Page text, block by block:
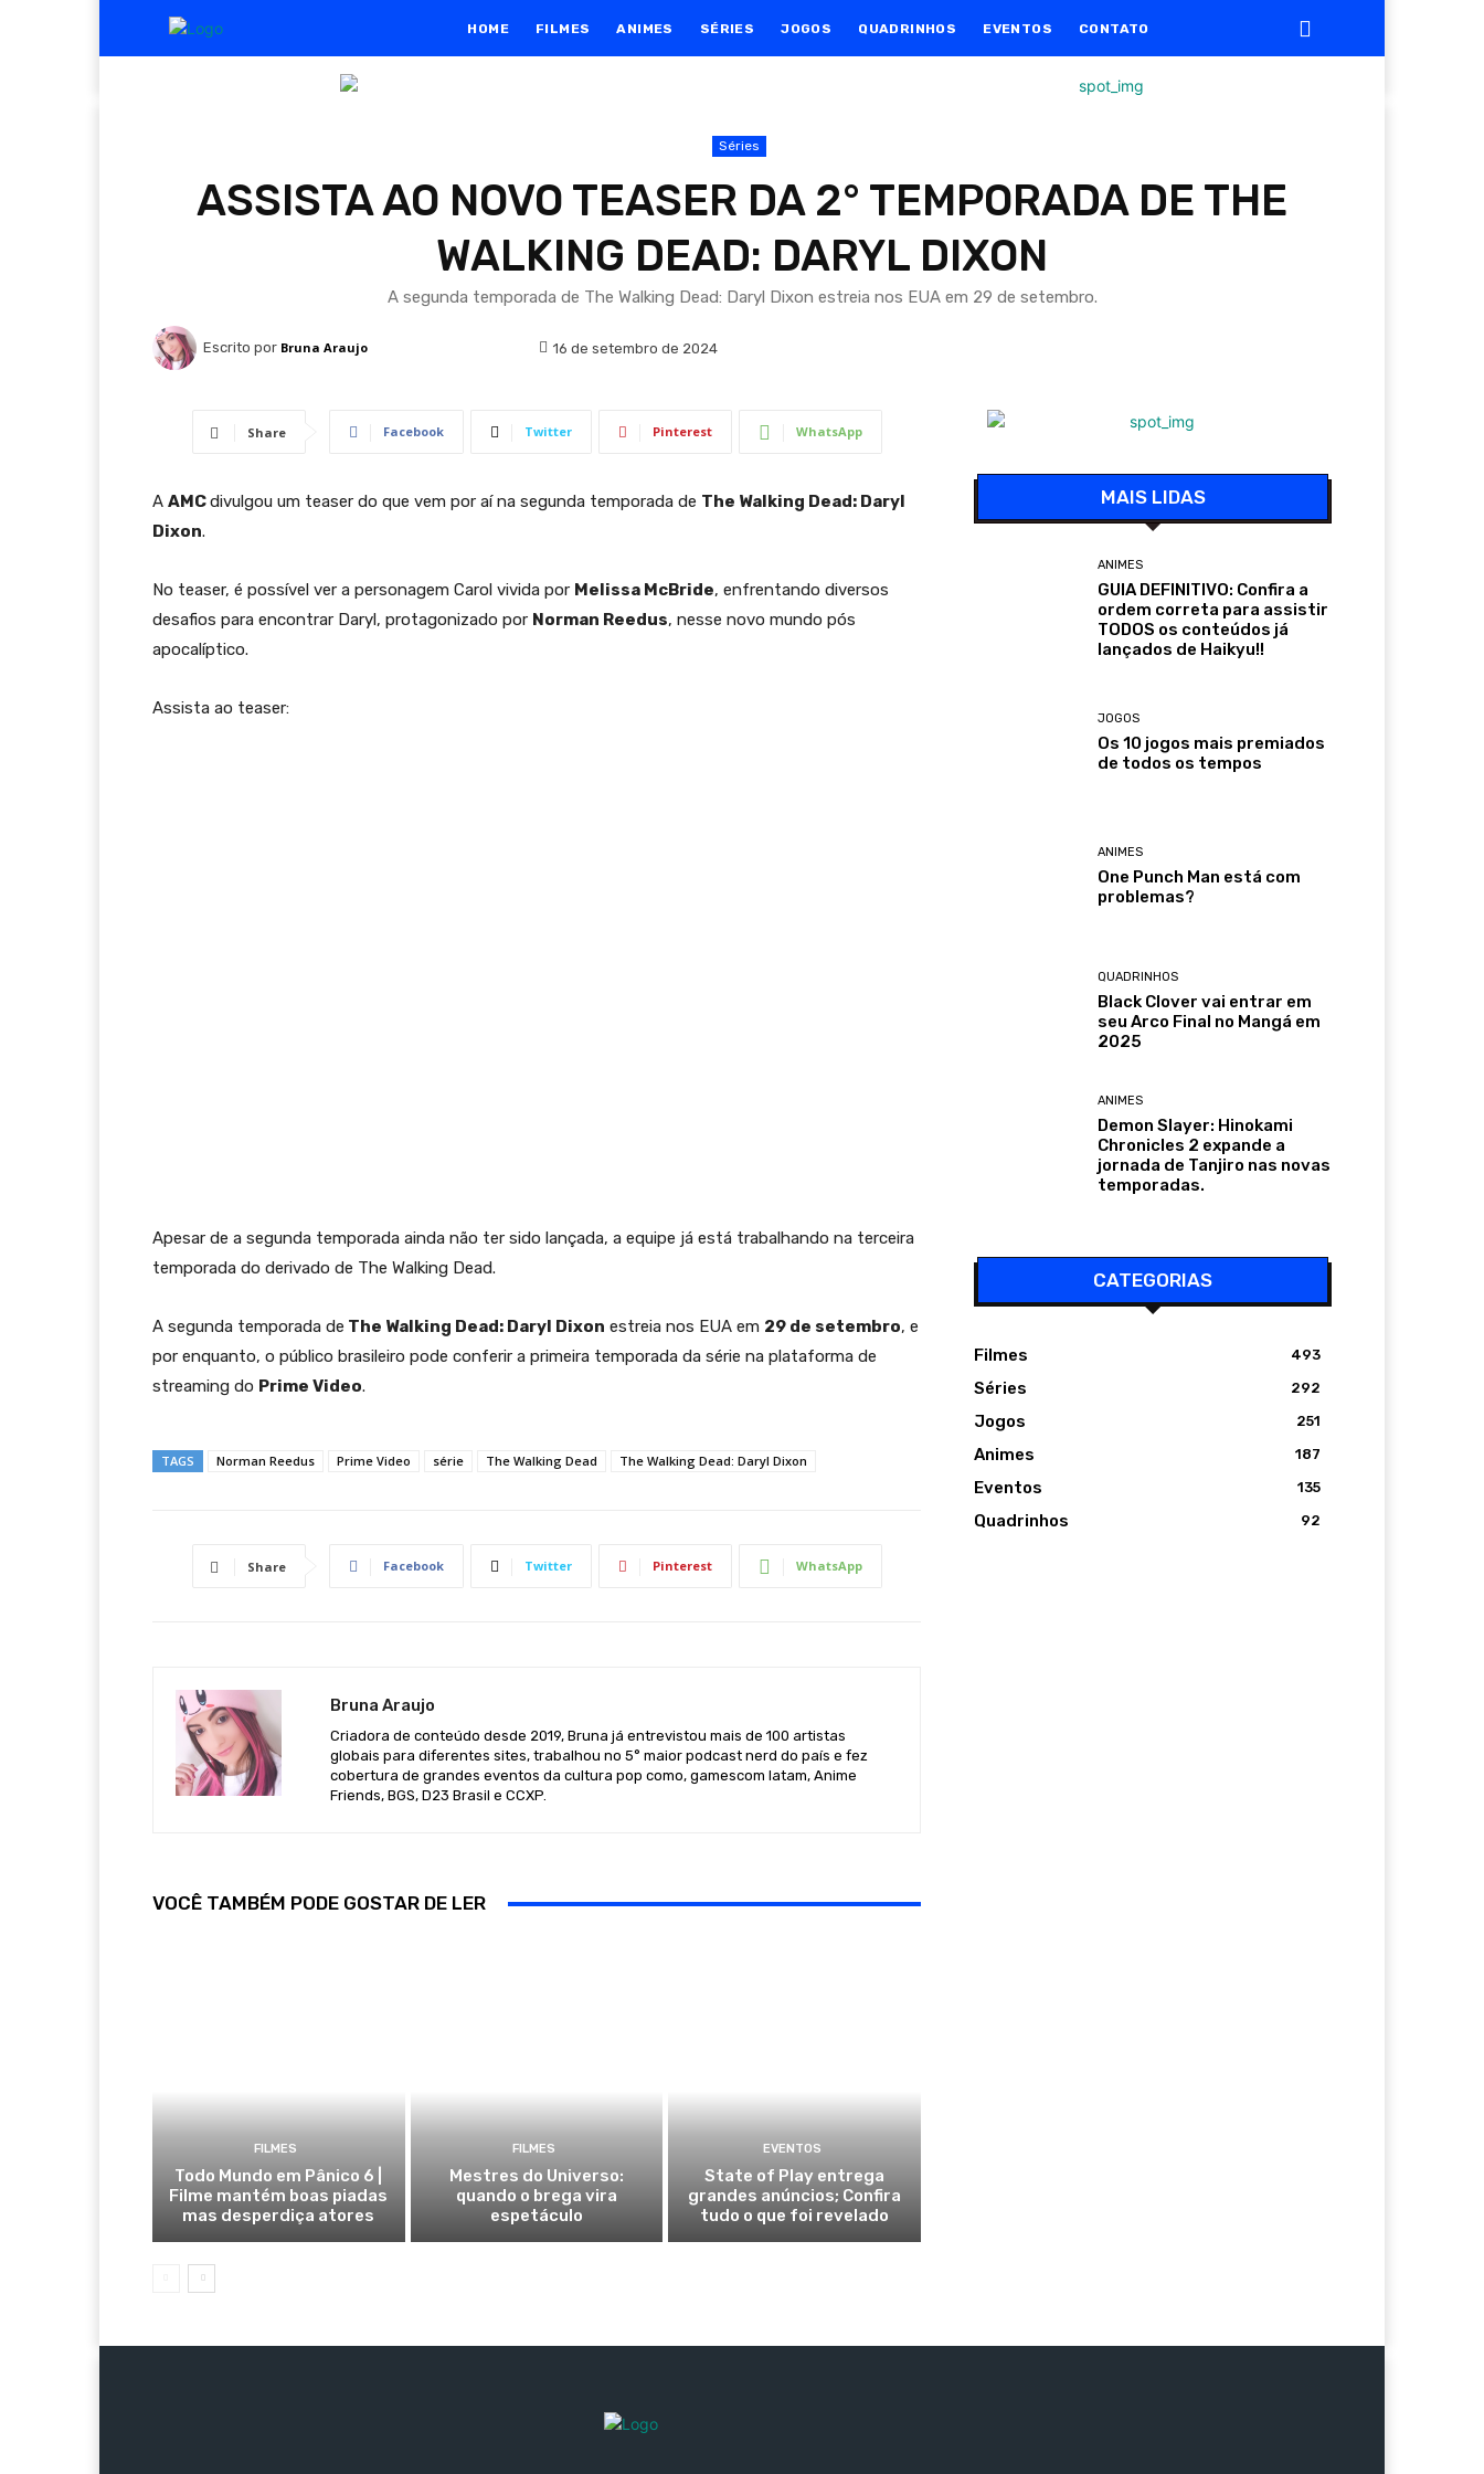
HOME FILMES ANIMES SÉRIES JOGOS QUADRINHOS EVENTOS CONTATO
Séries
ASSISTA AO NOVO TEASER DA 2° TEMPORADA DE THE
WALKING DEAD: DARYL DIXON
A segunda temporada de The Walking Dead: Daryl Dixon estreia nos EUA em 29 de setembro.
Escrito por Bruna Araujo 16 de setembro de 2024
Share Facebook Twitter Pinterest WhatsApp
A AMCdivulgou um teaser do que vem por aí na segunda temporada de The Walking Dead: Daryl
Dixon.
No teaser, é possível ver a personagem Carol vivida por Melissa McBride, enfrentando diversos
desafios para encontrar Daryl, protagonizado por Norman Reedus, nesse novo mundo pós
apocalíptico.
Assista ao teaser:
Apesar de a segunda temporada ainda não ter sido lançada, a equipe já está trabalhando na terceira
temporada do derivado de The Walking Dead.
A segunda temporada de The Walking Dead: Daryl Dixon estreia nos EUA em 29 de setembro, e
por enquanto, o público brasileiro pode conferir a primeira temporada da série na plataforma de
streaming do Prime Video.
TAGS Norman Reedus Prime Video série The Walking Dead The Walking Dead: Daryl Dixon
Share Facebook Twitter Pinterest WhatsApp
Bruna Araujo
Criadora de conteúdo desde 2019, Bruna já entrevistou mais de 100 artistas
globais para diferentes sites, trabalhou no 5° maior podcast nerd do país e fez
cobertura de grandes eventos da cultura pop como, gamescom latam, Anime
Friends, BGS, D23 Brasil e CCXP.
VOCÊ TAMBÉM PODE GOSTAR DE LER
FILMES
Todo Mundo em Pânico 6 |
Filme mantém boas piadas
mas desperdiça atores
FILMES
Mestres do Universo:
quando o brega vira
espetáculo
EVENTOS
State of Play entrega
grandes anúncios; Confira
tudo o que foi revelado
MAIS LIDAS
ANIMES
GUIA DEFINITIVO: Confira a
ordem correta para assistir
TODOS os conteúdos já
lançados de Haikyu!!
JOGOS
Os 10 jogos mais premiados
de todos os tempos
ANIMES
One Punch Man está com
problemas?
QUADRINHOS
Black Clover vai entrar em
seu Arco Final no Mangá em
2025
ANIMES
Demon Slayer: Hinokami
Chronicles 2 expande a
jornada de Tanjiro nas novas
temporadas.
CATEGORIAS
Filmes 493
Séries 292
Jogos 251
Animes 187
Eventos 135
Quadrinhos 92